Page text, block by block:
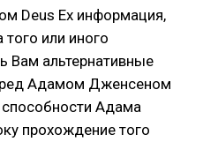
Deus Ex информация,
или иного
Вам альтернативные
Адамом Дженсеном
Адама
прохождение того